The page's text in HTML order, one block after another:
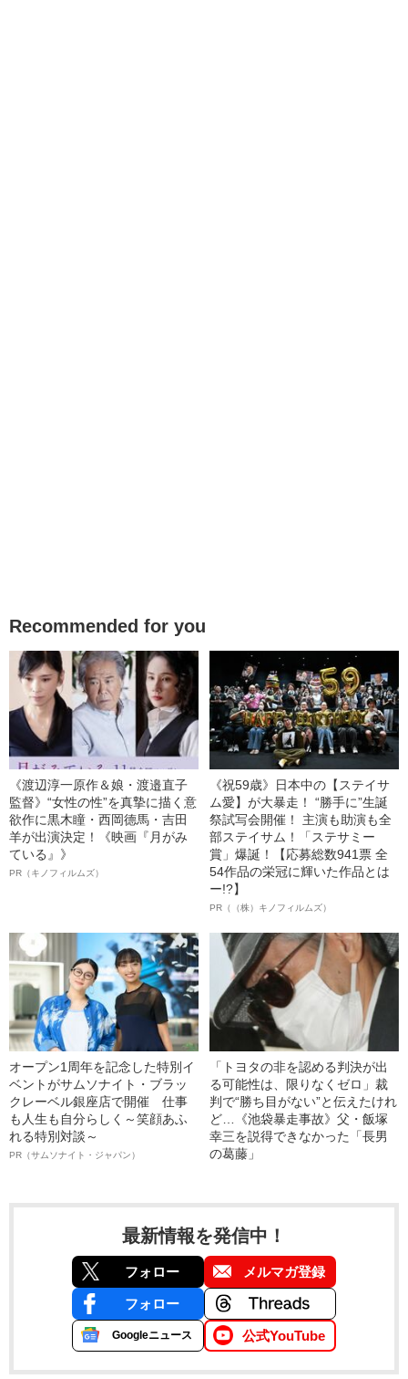
Recommended for you
《渡辺淳一原作＆娘・渡邉直子
監督》“女性の性”を真摯に描く意
欲作に黒木瞳・西岡德馬・吉田
羊が出演決定！《映画『月がみ
ている』》
PR（キノフィルムズ）
《祝59歳》日本中の【ステイサ
ム愛】が大暴走！ “勝手に”生誕
祭試写会開催！ 主演も助演も全
部ステイサム！「ステサミー
賞」爆誕！【応募総数941票 全
54作品の栄冠に輝いた作品とは
ー!?】
PR（（株）キノフィルムズ）
オープン1周年を記念した特別イ
ベントがサムソナイト・ブラッ
クレーベル銀座店で開催 仕事
も人生も自分らしく～笑顔あふ
れる特別対談～
PR（サムソナイト・ジャパン）
「トヨタの非を認める判決が出
る可能性は、限りなくゼロ」裁
判で“勝ち目がない”と伝えたけれ
ど…《池袋暴走事故》父・飯塚
幸三を説得できなかった「長男
の葛藤」
最新情報を発信中！
フォロー メルマガ登録
フォロー
Googleニュース 公式YouTube